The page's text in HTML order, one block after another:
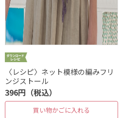
〈レシピ〉ネット模様の編みフリ
ンジストール
396円（税込）
買い物かごに入れる